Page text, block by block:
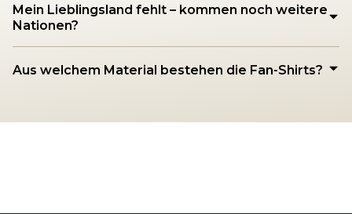
Mein Lieblingsland fehlt – kommen noch weitere
Nationen?
Aus welchem Material bestehen die Fan-Shirts?